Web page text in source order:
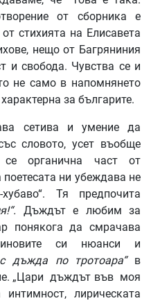
от сборника е
стихията на Елисавета
нещо от Багряниния
и свобода. Чувства се и
не само в напомнянето
за българите.
сетива и умение да
словото, усет въобще
се органична част от
ни убеждава не
Тя предпочита
Дъждът е любим за
понякога да смрачава
си нюанси и
дъжда по тротоара“ в
„Цари дъждът във моя
лирическата